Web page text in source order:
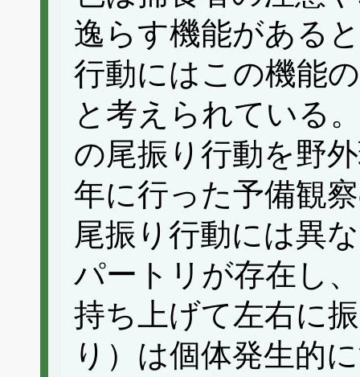
逸らす機能がある
行動にはこの機能
と考えられている
の尾振り行動を野
年に行った予備観
尾振り行動には異
パートリが存在し
持ち上げて左右に
り）は個体発生的